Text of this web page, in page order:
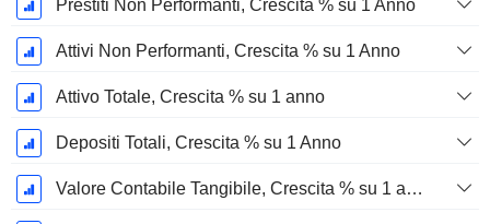
Prestiti Non Performanti, Crescita % su 1 Anno
Attivi Non Performanti, Crescita % su 1 Anno
Attivo Totale, Crescita % su 1 anno
Depositi Totali, Crescita % su 1 Anno
Valore Contabile Tangibile, Crescita % su 1 anno